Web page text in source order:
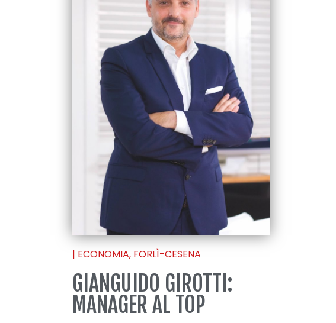
| ECONOMIA, FORLÌ-CESENA
GIANGUIDO GIROTTI:
MANAGER AL TOP